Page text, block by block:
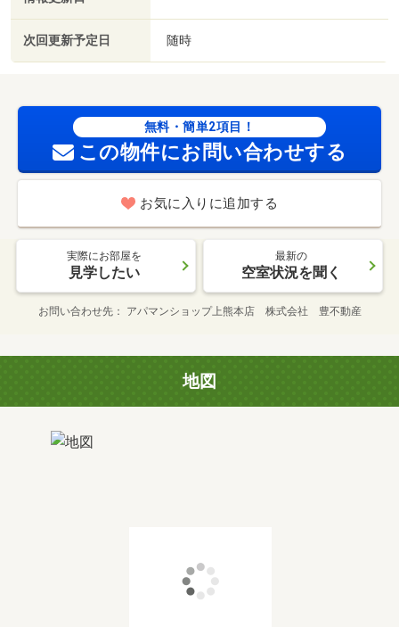
次回更新予定日 随時
無料・簡単2項目！
この物件にお問い合わせする
お気に入りに追加する
実際にお部屋を
見学したい
最新の
空室状況を聞く
お問い合わせ先 アパマンショップ上熊本店 株式会社 豊不動産
地図